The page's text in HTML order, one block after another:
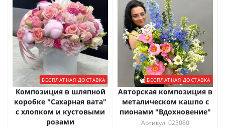
БЕСПЛАТНАЯ ДОСТАВКА
Композиция в шляпной
коробке "Сахарная вата"
с хлопком и кустовыми
розами
БЕСПЛАТНАЯ ДОСТАВКА
Авторская композиция в
металическом кашпо с
пионами "Вдохновение"
Артикул: 023080